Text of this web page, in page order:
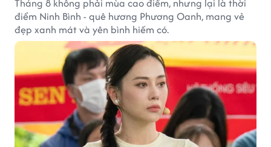
điểm Ninh Bình - quê hương Phương Oanh, mang vẻ
đẹp xanh mát và yên bình hiếm có.